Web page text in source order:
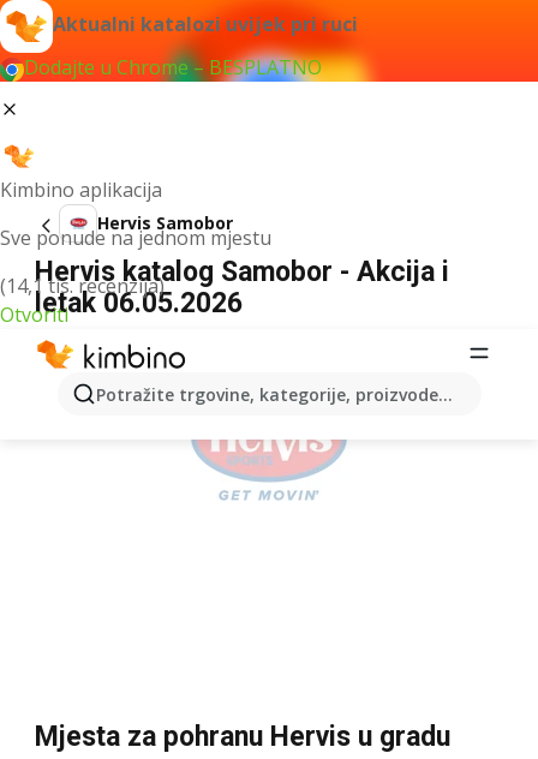
Aktualni katalozi uvijek pri ruci
Dodajte u Chrome – BESPLATNO
Kimbino aplikacija
Sve ponude na jednom mjestu
(14,1 tis. recenzija)
Otvoriti
Potražite trgovine, kategorije, proizvode...
Hervis Samobor
Hervis katalog Samobor - Akcija i
letak 06.05.2026
Mjesta za pohranu Hervis u gradu